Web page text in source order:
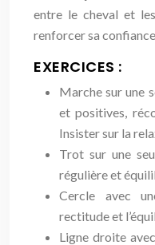
entre le cheval et
renforcer sa
EXERCICES :
Marche sur une
et positives,
Insister sur la
Trot sur une
régulière et
Cercle avec
rectitude et
Ligne droite